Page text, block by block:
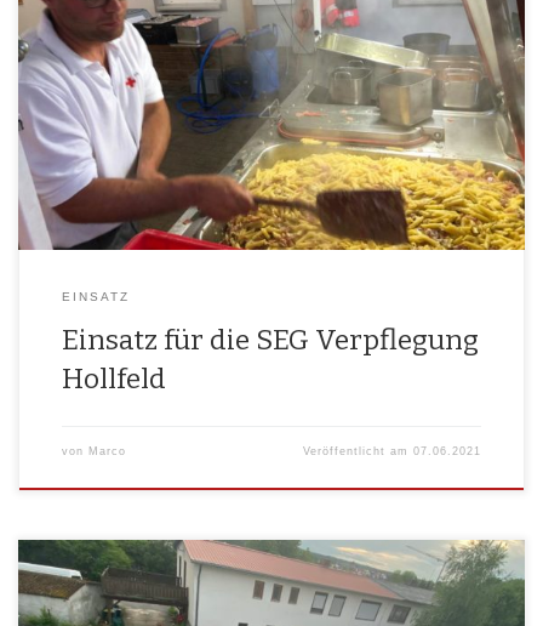
Ein­satz für die SEG Ver­pfle­gung Holl­feld.Um 17:32Uhr am 06.06.2021
schrill­ten die Funk­mel­de­emp­fän­ger des BRK Holl­feld LogV. Der Ein­satz­
auf­trag lau­te­te: Warm Ver­pfle­gung von 300 Ein­satz­kräf­ten, wel­che
gegen die Fol­gen des Hoch­was­sers in Bind­lach kämp­fen.Inner­halb kür­
zes­ter Zeit fan­den sich 17 Hel­fer an der Unter­kunft im Holl­feld ein. Es
wur­de die Feld­kü­che in Holl­feld […]
EINSATZ
Einsatz für die SEG Verpflegung
Hollfeld
von Marco Veröffentlicht am07.06.2021